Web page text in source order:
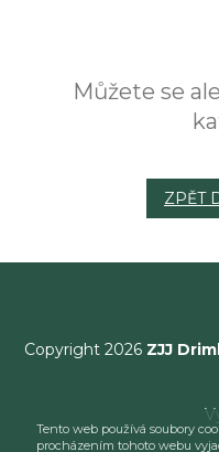
Tento web používá soubory
procházením tohoto webu
Můžete se
ZPĚT
Copyright 2026 ZJJ